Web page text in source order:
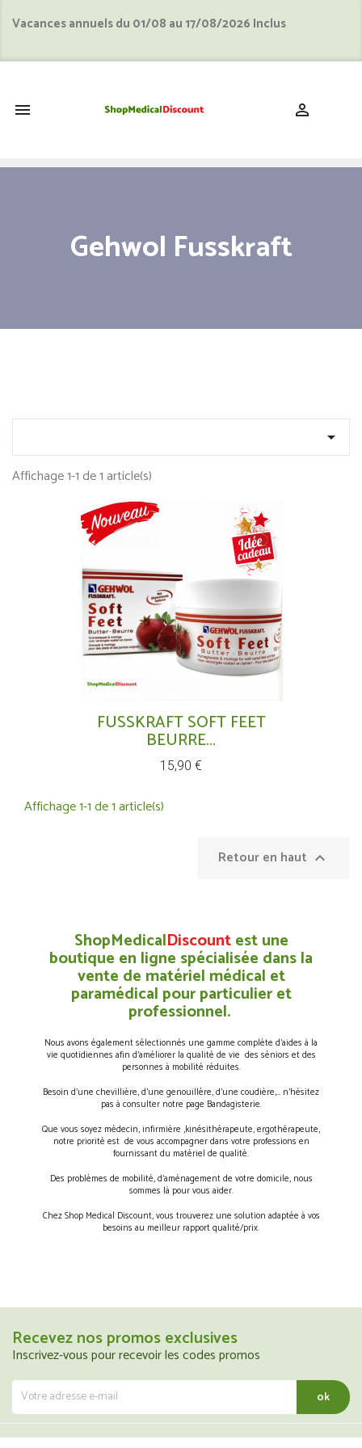
Vacances annuels du 01/08 au 17/08/2026 Inclus
 
Gehwol Fusskraft

Affichage 1-1 de 1 article(s)
FUSSKRAFT SOFT FEET
BEURRE...
Prix
15,90 €
Affichage 1-1 de 1 article(s)
Retour en haut 
ShopMedicalDiscountest une
boutique en ligne spécialisée dans la
vente de matériel médical et
paramédical pour particulier et
professionnel.
Nous avons également sélectionnés une gamme complète d’aides à la
vie quotidiennes afin d’améliorer la qualité de vie des séniors et des
personnes à mobilité réduites.
Besoin d’une chevillière, d’une genouillère, d’une coudière,… n’hésitez
pas à consulter notre page Bandagisterie.
Que vous soyez médecin, infirmière ,kinésithérapeute, ergothérapeute,
notre priorité est de vous accompagner dans votre professions en
fournissant du matériel de qualité.
Des problèmes de mobilité, d’aménagement de votre domicile, nous
sommes là pour vous aider.
Chez Shop Medical Discount, vous trouverez une solution adaptée à vos
besoins au meilleur rapport qualité/prix.
Recevez nos promos exclusives
Inscrivez-vous pour recevoir les codes promos